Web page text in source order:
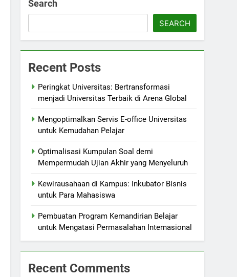
Search
SEARCH
Recent Posts
Peringkat Universitas: Bertransformasi
menjadi Universitas Terbaik di Arena Global
Mengoptimalkan Servis E-office Universitas
untuk Kemudahan Pelajar
Optimalisasi Kumpulan Soal demi
Mempermudah Ujian Akhir yang Menyeluruh
Kewirausahaan di Kampus: Inkubator Bisnis
untuk Para Mahasiswa
Pembuatan Program Kemandirian Belajar
untuk Mengatasi Permasalahan Internasional
Recent Comments